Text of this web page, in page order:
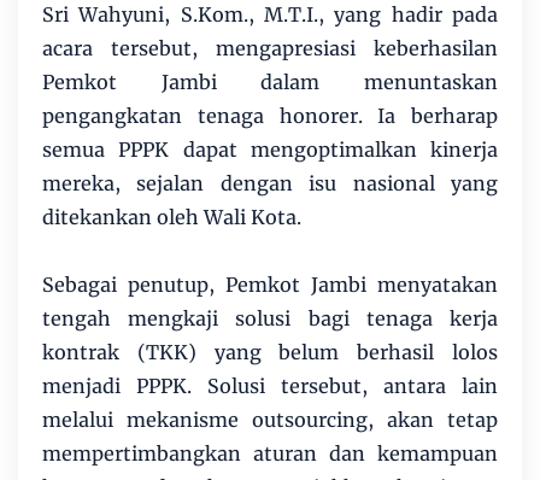
Sri Wahyuni, S.Kom., M.T.I., yang hadir pada
acara tersebut, mengapresiasi keberhasilan
Pemkot Jambi dalam menuntaskan
pengangkatan tenaga honorer. Ia berharap
semua PPPK dapat mengoptimalkan kinerja
mereka, sejalan dengan isu nasional yang
ditekankan oleh Wali Kota.
​Sebagai penutup, Pemkot Jambi menyatakan
tengah mengkaji solusi bagi tenaga kerja
kontrak (TKK) yang belum berhasil lolos
menjadi PPPK. Solusi tersebut, antara lain
melalui mekanisme outsourcing, akan tetap
mempertimbangkan aturan dan kemampuan